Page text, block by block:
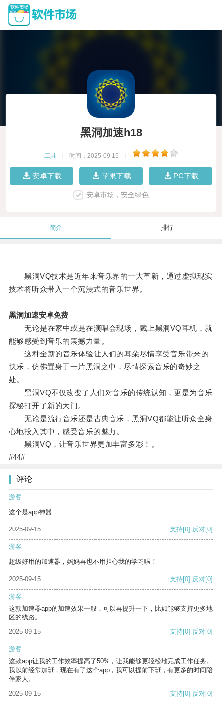
黑洞加速h18
工具 时间：2025-09-15
安卓下载 苹果下载 PC下载
安卓市场，安全绿色
简介 排行
黑洞VQ技术是近年来音乐界的一大革新，通过虚拟现实
技术将听众带入一个沉浸式的音乐世界。
黑洞加速安卓免费
无论是在家中或是在演唱会现场，戴上黑洞VQ耳机，就
能够感受到音乐的震撼力量。
这种全新的音乐体验让人们的耳朵尽情享受音乐带来的
快乐，仿佛置身于一片黑洞之中，尽情探索音乐的奇妙之
处。
黑洞VQ不仅改变了人们对音乐的传统认知，更是为音乐
探秘打开了新的大门。
无论是流行音乐还是古典音乐，黑洞VQ都能让听众全身
心地投入其中，感受音乐的魅力。
黑洞VQ，让音乐世界更加丰富多彩！。
#44#
评论
游客
这个是app神器
2025-09-15 支持[0] 反对[0]
游客
超级好用的加速器，妈妈再也不用担心我的学习啦！
2025-09-15 支持[0] 反对[0]
游客
这款加速器app的加速效果一般，可以再提升一下，比如能够支持更多地
区的线路。
2025-09-15
支持[0] 反对[0]
游客
这款app让我的工作效率提高了50%，让我能够更轻松地完成工作任务。
我以前经常加班，现在有了这个app，我可以提前下班，有更多的时间陪
伴家人。
2025-09-15
支持[0] 反对[0]